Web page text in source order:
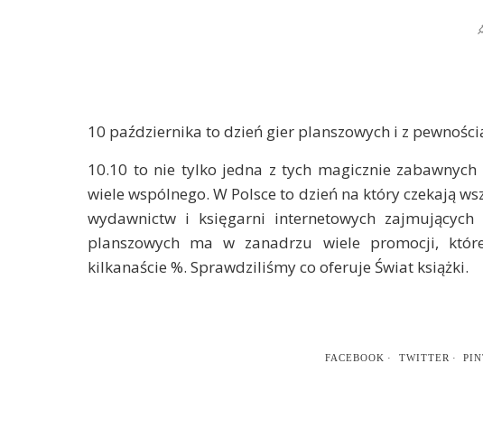
10 października to dzień gier planszowych i z
10.10 to nie tylko jedna z tych magicznie
wiele wspólnego. W Polsce to dzień na który czekają
wydawnictw i księgarni internetowych
planszowych ma w zanadrzu wiele promocji,
kilkanaście %. Sprawdziliśmy co oferuje Świat książki.
FACEBOOK TWITTER